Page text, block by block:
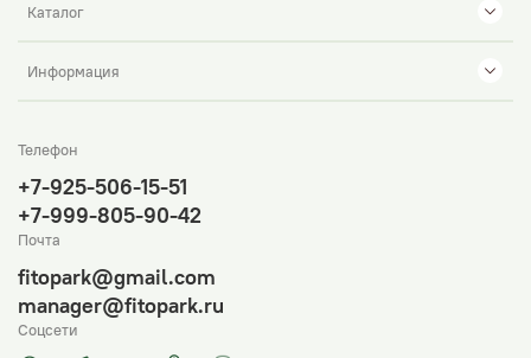
Каталог
Информация
Телефон
+7-925-506-15-51
+7-999-805-90-42
Почта
fitopark@gmail.com
manager@fitopark.ru
Соцсети